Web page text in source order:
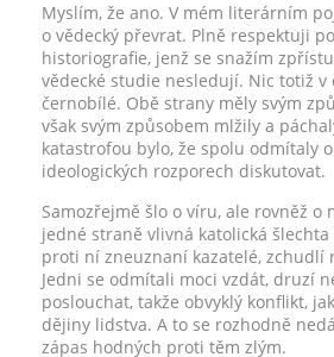
Myslím, že ano. V mém literárním
o vědecký převrat. Plně respektuji
historiografie, jenž se snažím
vědecké studie nesledují. Nic totiž
černobílé. Obě strany měly svým
však svým způsobem mlžily a
katastrofou bylo, že spolu odmítaly
ideologických rozporech diskutovat.
Samozřejmě šlo o víru, ale rovněž o
jedné straně vlivná katolická
proti ní zneuznaní kazatelé, zchudlí
Jedni se odmítali moci vzdát, druzí
poslouchat, takže obvyklý konflikt,
dějiny lidstva. A to se rozhodně
zápas hodných proti těm zlým.